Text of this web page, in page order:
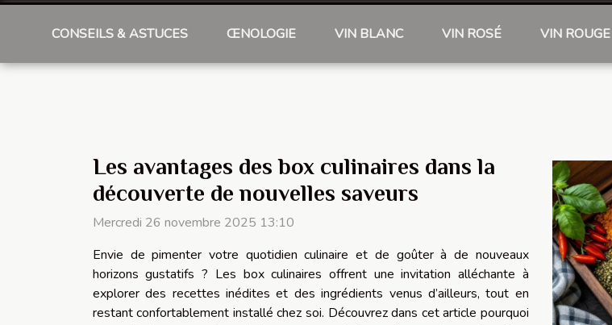
CONSEILS & ASTUCES ŒNOLOGIE VIN BLANC VIN ROSÉ VIN ROUGE
Les avantages des box culinaires dans la
découverte de nouvelles saveurs
Mercredi 26 novembre 2025 13:10
Envie de pimenter votre quotidien culinaire et de goûter à de nouveaux
horizons gustatifs ? Les box culinaires offrent une invitation alléchante à
explorer des recettes inédites et des ingrédients venus d’ailleurs, tout en
restant confortablement installé chez soi. Découvrez dans cet article pourquoi